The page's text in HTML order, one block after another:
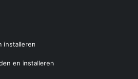
installeren
en installeren